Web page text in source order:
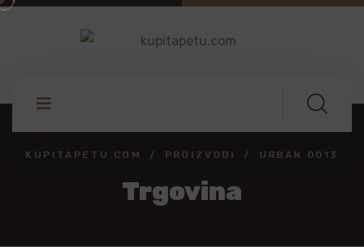
KUPITAPETU.COM PROIZVODI URBAN 0013
Trgovina